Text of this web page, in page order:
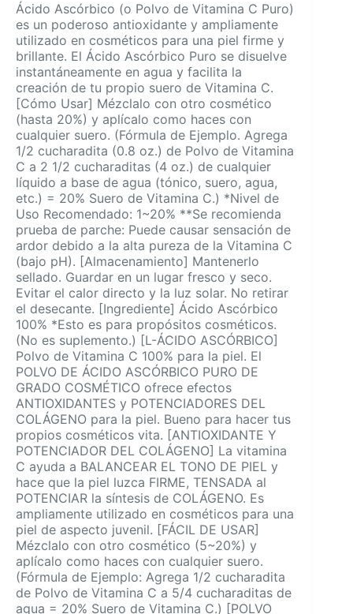
Ácido Ascórbico (o Polvo de Vitamina C Puro)
es un poderoso antioxidante y ampliamente
utilizado en cosméticos para una piel firme y
brillante. El Ácido Ascórbico Puro se disuelve
instantáneamente en agua y facilita la
creación de tu propio suero de Vitamina C.
[Cómo Usar] Mézclalo con otro cosmético
(hasta 20%) y aplícalo como haces con
cualquier suero. (Fórmula de Ejemplo. Agrega
1/2 cucharadita (0.8 oz.) de Polvo de Vitamina
C a 2 1/2 cucharaditas (4 oz.) de cualquier
líquido a base de agua (tónico, suero, agua,
etc.) = 20% Suero de Vitamina C.) *Nivel de
Uso Recomendado: 1~20% **Se recomienda
prueba de parche: Puede causar sensación de
ardor debido a la alta pureza de la Vitamina C
(bajo pH). [Almacenamiento] Mantenerlo
sellado. Guardar en un lugar fresco y seco.
Evitar el calor directo y la luz solar. No retirar
el desecante. [Ingrediente] Ácido Ascórbico
100% *Esto es para propósitos cosméticos.
(No es suplemento.) [L-ÁCIDO ASCÓRBICO]
Polvo de Vitamina C 100% para la piel. El
POLVO DE ÁCIDO ASCÓRBICO PURO DE
GRADO COSMÉTICO ofrece efectos
ANTIOXIDANTES y POTENCIADORES DEL
COLÁGENO para la piel. Bueno para hacer tus
propios cosméticos vita. [ANTIOXIDANTE Y
POTENCIADOR DEL COLÁGENO] La vitamina
C ayuda a BALANCEAR EL TONO DE PIEL y
hace que la piel luzca FIRME, TENSADA al
POTENCIAR la síntesis de COLÁGENO. Es
ampliamente utilizado en cosméticos para una
piel de aspecto juvenil. [FÁCIL DE USAR]
Mézclalo con otro cosmético (5~20%) y
aplícalo como haces con cualquier suero.
(Fórmula de Ejemplo: Agrega 1/2 cucharadita
de Polvo de Vitamina C a 5/4 cucharaditas de
agua = 20% Suero de Vitamina C.) [POLVO